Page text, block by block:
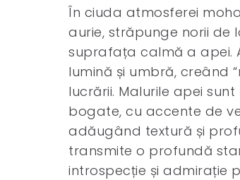
În ciuda atmosferei
aurie, străpunge norii de
suprafața calmă a apei.
lumină și umbră, creând
lucrării. Malurile apei
bogate, cu accente de
adăugând textură și
transmite o profundă
introspecție și admirație